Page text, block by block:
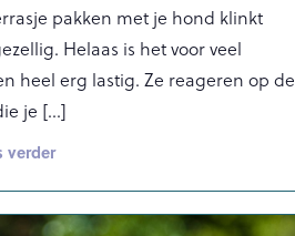
pakken met je hond klinkt
Helaas is het voor veel
heel erg lastig. Ze reageren op de
je
verder